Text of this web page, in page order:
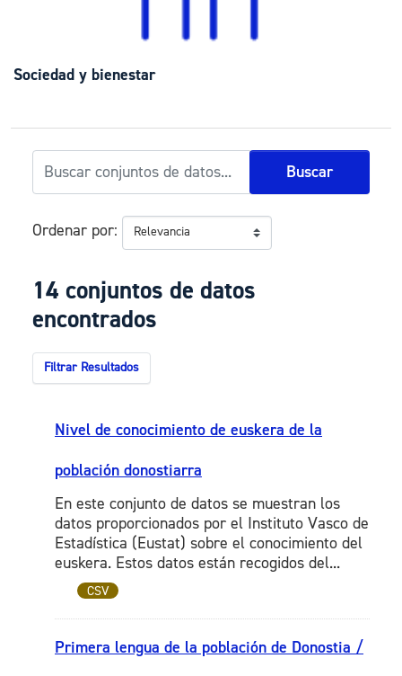
Sociedad y bienestar
Buscar
Ordenar por
14 conjuntos de datos
encontrados
Filtrar Resultados
Nivel de conocimiento de euskera de la
población donostiarra
En este conjunto de datos se muestran los
datos proporcionados por el Instituto Vasco de
Estadística (Eustat) sobre el conocimiento del
euskera. Estos datos están recogidos del...
CSV
Primera lengua de la población de Donostia /